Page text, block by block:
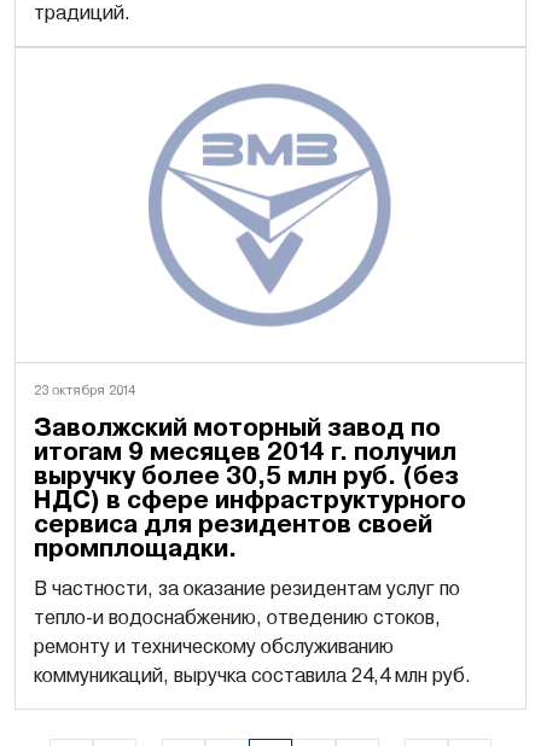
традиций.
23 октября 2014
Заволжский моторный завод по
итогам 9 месяцев 2014 г. получил
выручку более 30,5 млн руб. (без
НДС) в сфере инфраструктурного
сервиса для резидентов своей
промплощадки.
В частности, за оказание резидентам услуг по
тепло-и водоснабжению, отведению стоков,
ремонту и техническому обслуживанию
коммуникаций, выручка составила 24,4 млн руб.